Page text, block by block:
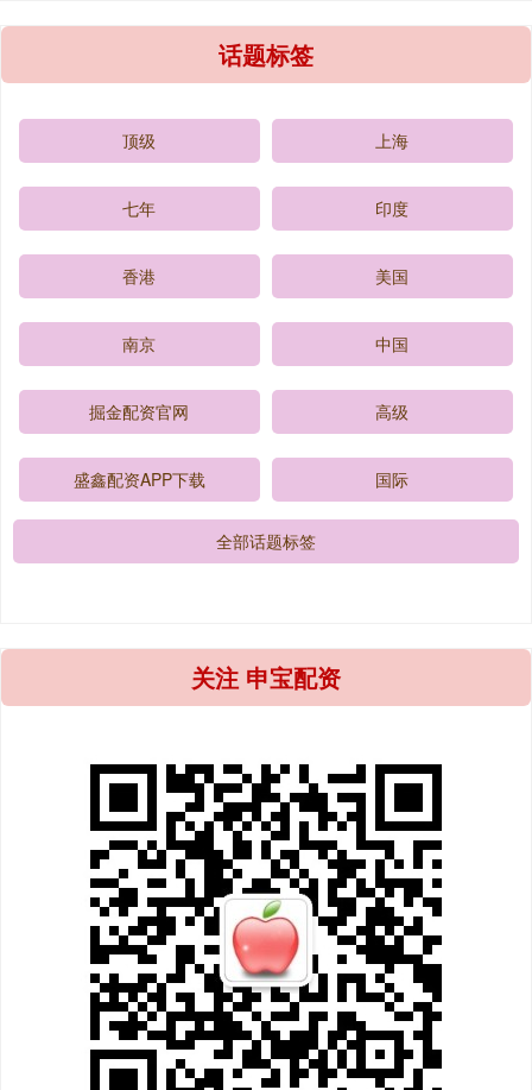
话题标签
顶级 上海
七年 印度
香港 美国
南京 中国
掘金配资官网 高级
盛鑫配资APP下载 国际
全部话题标签
关注 申宝配资